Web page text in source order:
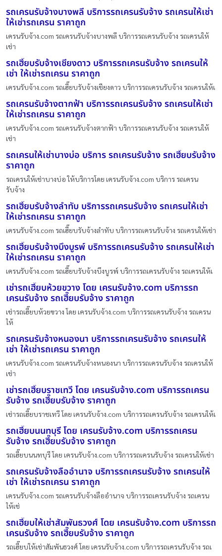
รถเครนรับจ้างบางพลี บริการรถเครนรับจ้าง รถเครนให้เช่า
ให้เช่ารถเครน ราคาถูก
เครนรับจ้าง.com รถเครนรับจ้างบางพลี บริการรถเครนรับจ้าง รถเครนให้
เช่า
รถเฮี๊ยบรับจ้างเชียงดาว บริการรถเครนรับจ้าง รถเครนให้
เช่า ให้เช่ารถเครน ราคาถูก
เครนรับจ้าง.com รถเฮี๊ยบรับจ้างเชียงดาว บริการรถเครนรับจ้าง รถเครนให้เ
รถเครนรับจ้างตากฟ้า บริการรถเครนรับจ้าง รถเครนให้เช่า
ให้เช่ารถเครน ราคาถูก
เครนรับจ้าง.com รถเครนรับจ้างตากฟ้า บริการรถเครนรับจ้าง รถเครนให้
เช่า
รถเครนให้เช่าบางบ่อ บริการ รถเครนรับจ้าง รถเฮี๊ยบรับจ้าง
ราคาถูก
รถเครนให้เช่าบางบ่อ ให้บริการโดย เครนรับจ้าง.com บริการ รถเครน
รับจ้าง
รถเฮี๊ยบรับจ้างลำทับ บริการรถเครนรับจ้าง รถเครนให้เช่า
ให้เช่ารถเครน ราคาถูก
เครนรับจ้าง.com รถเฮี๊ยบรับจ้างลำทับ บริการรถเครนรับจ้าง รถเครนให้เช่า
รถเฮี๊ยบรับจ้างบึงบูรพ์ บริการรถเครนรับจ้าง รถเครนให้เช่า
ให้เช่ารถเครน ราคาถูก
เครนรับจ้าง.com รถเฮี๊ยบรับจ้างบึงบูรพ์ บริการรถเครนรับจ้าง รถเครนให้เ
เช่ารถเฮี๊ยบห้วยขวาง โดย เครนรับจ้าง.com บริการรถ
เครนรับจ้าง รถเฮี๊ยบรับจ้าง ราคาถูก
เช่ารถเฮี๊ยบห้วยขวาง โดย เครนรับจ้าง.com บริการรถเครนรับจ้าง รถเครน
ให้
รถเครนรับจ้างหนองนา บริการรถเครนรับจ้าง รถเครนให้
เช่า ให้เช่ารถเครน ราคาถูก
เครนรับจ้าง.com รถเครนรับจ้างหนองนา บริการรถเครนรับจ้าง รถเครนให้
เช่า
เช่ารถเฮี๊ยบราชเทวี โดย เครนรับจ้าง.com บริการรถเครน
รับจ้าง รถเฮี๊ยบรับจ้าง ราคาถูก
เช่ารถเฮี๊ยบราชเทวี โดย เครนรับจ้าง.com บริการรถเครนรับจ้าง รถเครนให้เ
รถเฮี๊ยบนนทบุรี โดย เครนรับจ้าง.com บริการรถเครน
รับจ้าง รถเฮี๊ยบรับจ้าง ราคาถูก
รถเฮี๊ยบนนทบุรี โดย เครนรับจ้าง.com บริการรถเครนรับจ้าง รถเครนให้เช่า
รถเครนรับจ้างลืออำนาจ บริการรถเครนรับจ้าง รถเครนให้
เช่า ให้เช่ารถเครน ราคาถูก
เครนรับจ้าง.com รถเครนรับจ้างลืออำนาจ บริการรถเครนรับจ้าง รถเครน
ให้เช่
รถเฮี๊ยบให้เช่าสัมพันธวงศ์ โดย เครนรับจ้าง.com บริการรถ
เครนรับจ้าง รถเฮี๊ยบรับจ้าง ราคาถูก
รถเฮี๊ยบให้เช่าสัมพันธวงศ์ โดย เครนรับจ้าง.com บริการรถเครนรับจ้าง รถเ